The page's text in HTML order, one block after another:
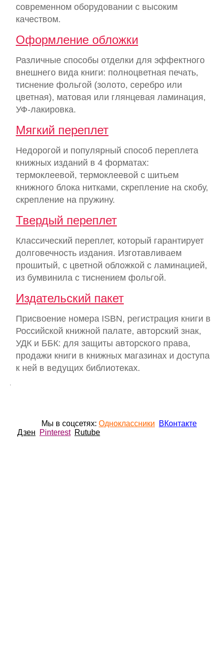
современном оборудовании с высоким
качеством.
Оформление обложки
Различные способы отделки для эффектного
внешнего вида книги: полноцветная печать,
тиснение фольгой (золото, серебро или
цветная), матовая или глянцевая ламинация,
УФ-лакировка.
Мягкий переплет
Недорогой и популярный способ переплета
книжных изданий в 4 форматах:
термоклеевой, термоклеевой с шитьем
книжного блока нитками, скрепление на скобу,
скрепление на пружину.
Твердый переплет
Классический переплет, который гарантирует
долговечность издания. Изготавливаем
прошитый, с цветной обложкой с ламинацией,
из бумвинила с тиснением фольгой.
Издательский пакет
Присвоение номера ISBN, регистрация книги в
Российской книжной палате, авторский знак,
УДК и ББК: для защиты авторского права,
продажи книги в книжных магазинах и доступа
к ней в ведущих библиотеках.
.
Мы в соцсетях: Одноклассники
ВКонтакте
Дзен
Pinterest Rutube